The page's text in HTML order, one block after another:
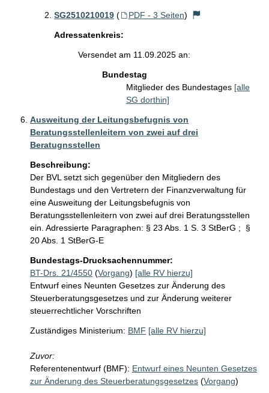
SG2510210019 ( PDF - 3 Seiten)
Adressatenkreis:
Versendet am 11.09.2025 an:
Bundestag
Mitglieder des Bundestages [alle
SG dorthin]
Ausweitung der Leitungsbefugnis von
Beratungsstellenleitern von zwei auf drei
Beratugnsstellen
Beschreibung:
Der BVL setzt sich gegenüber den Mitgliedern des
Bundestags und den Vertretern der Finanzverwaltung für
eine Ausweitung der Leitungsbefugnis von
Beratungsstellenleitern von zwei auf drei Beratungsstellen
ein. Adressierte Paragraphen: § 23 Abs. 1 S. 3 StBerG ;  §
20 Abs. 1 StBerG-E
Bundestags-Drucksachennummer:
BT-Drs. 21/4550 (Vorgang) [alle RV hierzu]
Entwurf eines Neunten Gesetzes zur Änderung des
Steuerberatungsgesetzes und zur Änderung weiterer
steuerrechtlicher Vorschriften
Zuständiges Ministerium: BMF [alle RV hierzu]
Zuvor:
Referentenentwurf (BMF): Entwurf eines Neunten Gesetzes
zur Änderung des Steuerberatungsgesetzes (Vorgang)